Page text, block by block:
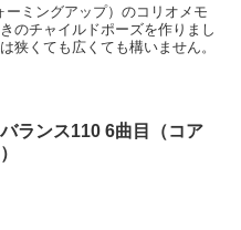
ミングアップ）のコリオメモ
のチャイルドポーズを作りまし
狭くても広くても構いません。
ランス110 6曲目（コア